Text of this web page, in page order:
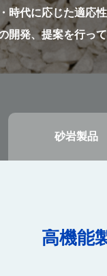
時代に応じた適応
開発、提案を行って
砂岩製品
高機能
石灰製
砂岩製
用途別